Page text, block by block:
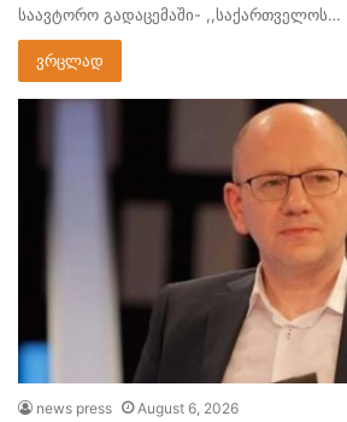
საავტორო გადაცემაში- ,,საქართველოს…
ვრცლად
news press August 6, 2026